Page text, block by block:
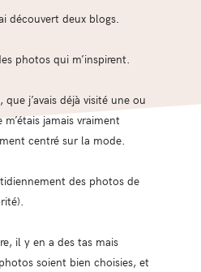
découvert deux blogs.
photos qui m’inspirent.
j’avais déjà visité une ou
jamais vraiment
centré sur la mode.
des photos de
il y en a des tas mais
soient bien choisies, et